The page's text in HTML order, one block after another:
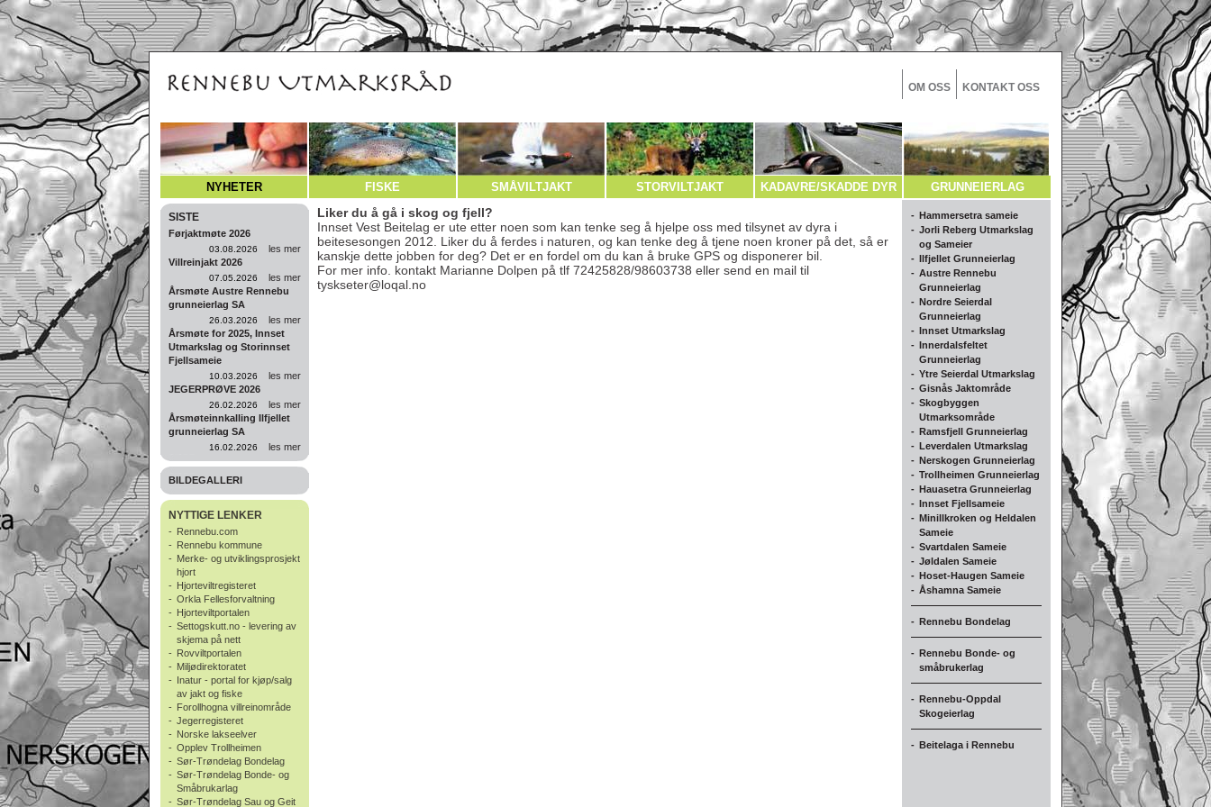
OM OSS KONTAKT OSS
NYHETER FISKE SMÅVILTJAKT STORVILTJAKT KADAVRE/SKADDE DYR GRUNNEIERLAG
SISTE
Førjaktmøte 2026
03.08.2026
les mer
Villreinjakt 2026
07.05.2026
les mer
Årsmøte Austre Rennebu
grunneierlag SA
26.03.2026
les mer
Årsmøte for 2025, Innset
Utmarkslag og Storinnset
Fjellsameie
10.03.2026
les mer
JEGERPRØVE 2026
26.02.2026
les mer
Årsmøteinnkalling Ilfjellet
grunneierlag SA
16.02.2026 les mer
BILDEGALLERI
NYTTIGE LENKER
- Rennebu.com
- Rennebu kommune
- Merke- og utviklingsprosjekt
hjort
- Hjorteviltregisteret
- Orkla Fellesforvaltning
- Hjorteviltportalen
- Settogskutt.no - levering av
skjema på nett
- Rovviltportalen
- Miljødirektoratet
- Inatur - portal for kjøp/salg
av jakt og fiske
- Forollhogna villreinområde
- Jegerregisteret
- Norske lakseelver
- Opplev Trollheimen
- Sør-Trøndelag Bondelag
- Sør-Trøndelag Bonde- og
Småbrukarlag
- Sør-Trøndelag Sau og Geit
Liker du å gå i skog og fjell?
Innset Vest Beitelag er ute etter noen som kan tenke seg å hjelpe oss med tilsynet av dyra i
beitesesongen 2012. Liker du å ferdes i naturen, og kan tenke deg å tjene noen kroner på det, så er
kanskje dette jobben for deg? Det er en fordel om du kan å bruke GPS og disponerer bil.
For mer info. kontakt Marianne Dolpen på tlf 72425828/98603738 eller send en mail til
tyskseter@loqal.no
- Hammersetra sameie
- Jorli Reberg Utmarkslag
og Sameier
- Ilfjellet Grunneierlag
- Austre Rennebu
Grunneierlag
- Nordre Seierdal
Grunneierlag
- Innset Utmarkslag
- Innerdalsfeltet
Grunneierlag
- Ytre Seierdal Utmarkslag
- Gisnås Jaktområde
- Skogbyggen
Utmarksområde
- Ramsfjell Grunneierlag
- Leverdalen Utmarkslag
- Nerskogen Grunneierlag
- Trollheimen Grunneierlag
- Hauasetra Grunneierlag
- Innset Fjellsameie
- Minillkroken og Heldalen
Sameie
- Svartdalen Sameie
- Jøldalen Sameie
- Hoset-Haugen Sameie
- Åshamna Sameie
- Rennebu Bondelag
- Rennebu Bonde- og
småbrukerlag
- Rennebu-Oppdal
Skogeierlag
- Beitelaga i Rennebu